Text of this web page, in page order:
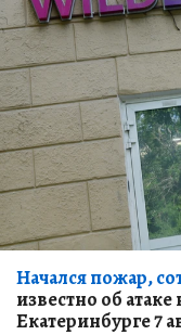
Начался пожар,
известно об
Екатеринбурге 7